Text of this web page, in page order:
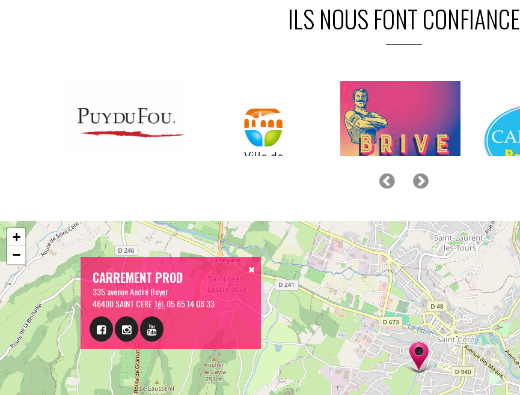
ILS NOUS FONT CONFIANCE
CARREMENT PROD
335 avenue André Boyer
46400 SAINT CERETél:05 65 14 06 33
+
−